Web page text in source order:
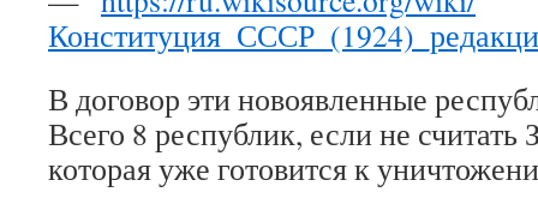
В договор эти новоявленные
Всего 8 республик, если не считать
которая уже готовится к